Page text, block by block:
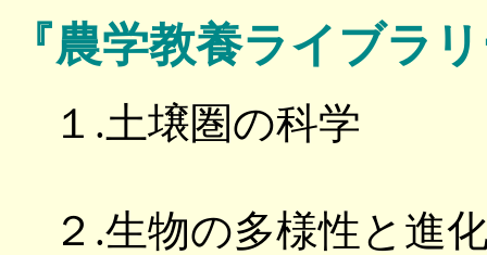
『農学教養ライブラ
１.土壌圏の科学
２.生物の多様性と進